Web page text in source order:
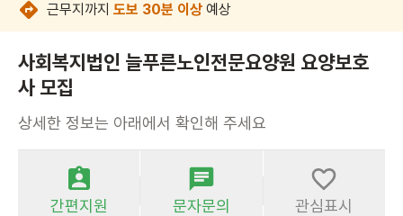
근무지까지 도보 30분 이상 예상
사회복지법인 늘푸른노인전문요양원 요양보호
사 모집
상세한 정보는 아래에서 확인해 주세요
간편지원 문자문의 관심표시